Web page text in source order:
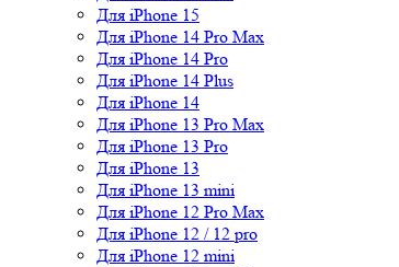
Для iPhone 15
Для iPhone 14 Pro Max
Для iPhone 14 Pro
Для iPhone 14 Plus
Для iPhone 14
Для iPhone 13 Pro Max
Для iPhone 13 Pro
Для iPhone 13
Для iPhone 13 mini
Для iPhone 12 Pro Max
Для iPhone 12 / 12 pro
Для iPhone 12 mini